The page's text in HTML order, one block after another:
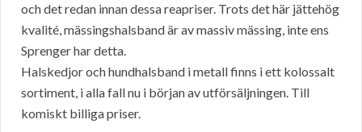
och det redan innan dessa reapriser. Trots det här jättehög
kvalité, mässingshalsband är av massiv mässing, inte ens
Sprenger har detta.
Halskedjor och hundhalsband i metall finns i ett kolossalt
sortiment, i alla fall nu i början av utförsäljningen. Till
komiskt billiga priser.